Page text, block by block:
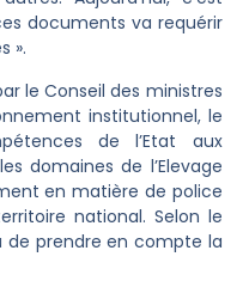
documents va requérir
».
le Conseil des ministres
institutionnel, le
de l’Etat aux
domaines de l’Elevage
en matière de police
national. Selon le
de prendre en compte la